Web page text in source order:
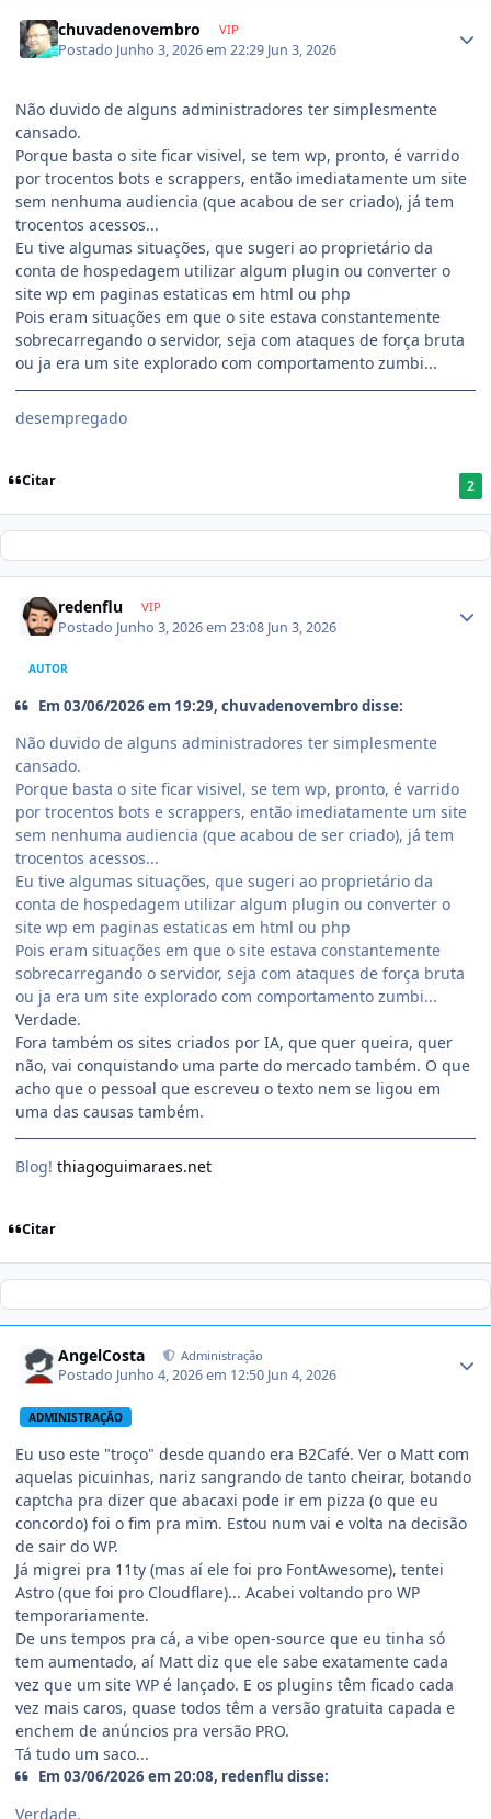
chuvadenovembro VIP
Postado Junho 3, 2026 em 22:29 Jun 3, 2026
Não duvido de alguns administradores ter simplesmente
cansado.
Porque basta o site ficar visivel, se tem wp, pronto, é varrido
por trocentos bots e scrappers, então imediatamente um site
sem nenhuma audiencia (que acabou de ser criado), já tem
trocentos acessos...
Eu tive algumas situações, que sugeri ao proprietário da
conta de hospedagem utilizar algum plugin ou converter o
site wp em paginas estaticas em html ou php
Pois eram situações em que o site estava constantemente
sobrecarregando o servidor, seja com ataques de força bruta
ou ja era um site explorado com comportamento zumbi...
desempregado
Citar 2
redenflu VIP
Postado Junho 3, 2026 em 23:08 Jun 3, 2026
AUTOR
Em 03/06/2026 em 19:29, chuvadenovembro disse:
Não duvido de alguns administradores ter simplesmente
cansado.
Porque basta o site ficar visivel, se tem wp, pronto, é varrido
por trocentos bots e scrappers, então imediatamente um site
sem nenhuma audiencia (que acabou de ser criado), já tem
trocentos acessos...
Eu tive algumas situações, que sugeri ao proprietário da
conta de hospedagem utilizar algum plugin ou converter o
site wp em paginas estaticas em html ou php
Pois eram situações em que o site estava constantemente
sobrecarregando o servidor, seja com ataques de força bruta
ou ja era um site explorado com comportamento zumbi...
Verdade.
Fora também os sites criados por IA, que quer queira, quer
não, vai conquistando uma parte do mercado também. O que
acho que o pessoal que escreveu o texto nem se ligou em
uma das causas também.
Blog! thiagoguimaraes.net
Citar
AngelCosta Administração
Postado Junho 4, 2026 em 12:50 Jun 4, 2026
ADMINISTRAÇÃO
Eu uso este "troço" desde quando era B2Café. Ver o Matt com
aquelas picuinhas, nariz sangrando de tanto cheirar, botando
captcha pra dizer que abacaxi pode ir em pizza (o que eu
concordo) foi o fim pra mim. Estou num vai e volta na decisão
de sair do WP.
Já migrei pra 11ty (mas aí ele foi pro FontAwesome), tentei
Astro (que foi pro Cloudflare)... Acabei voltando pro WP
temporariamente.
De uns tempos pra cá, a vibe open-source que eu tinha só
tem aumentado, aí Matt diz que ele sabe exatamente cada
vez que um site WP é lançado. E os plugins têm ficado cada
vez mais caros, quase todos têm a versão gratuita capada e
enchem de anúncios pra versão PRO.
Tá tudo um saco...
Em 03/06/2026 em 20:08, redenflu disse:
Verdade.